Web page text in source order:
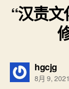
“汉责
hgcjg说：
8月 9,